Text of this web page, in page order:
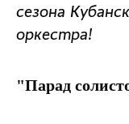
сезона
оркестра!
"Парад